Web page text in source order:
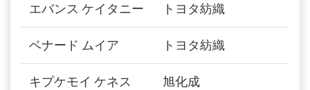
エバンス ケイタニー トヨタ紡織
ベナード ムイア トヨタ紡織
キプケモイ ケネス 旭化成